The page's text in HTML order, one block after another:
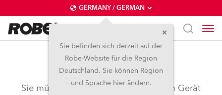
GERMANY / GERMAN
Sie befinden sich derzeit auf der
Robe-Website für die Region
Deutschland. Sie können Region
und Sprache hier ändern.
MagFrost™
Sie müssen sich nicht auf die mit dem Gerät